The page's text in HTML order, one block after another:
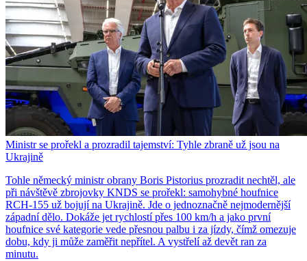
Ministr se prořekl a prozradil tajemství: Tyhle zbraně už jsou na
Ukrajině
Tohle německý ministr obrany Boris Pistorius prozradit nechtěl, ale
při návštěvě zbrojovky KNDS se prořekl: samohybné houfnice
RCH-155 už bojují na Ukrajině. Jde o jednoznačně nejmodernější
západní dělo. Dokáže jet rychlostí přes 100 km/h a jako první
houfnice své kategorie vede přesnou palbu i za jízdy, čímž omezuje
dobu, kdy ji může zaměřit nepřítel. A vystřelí až devět ran za
minutu.